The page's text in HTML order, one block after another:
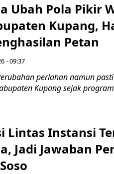
Ubah Pola Pikir
Kupang,
Petan
- 09:37
Perubahan perlahan namun
Kupang sejak
Lintas Instansi
Jadi Jawaban